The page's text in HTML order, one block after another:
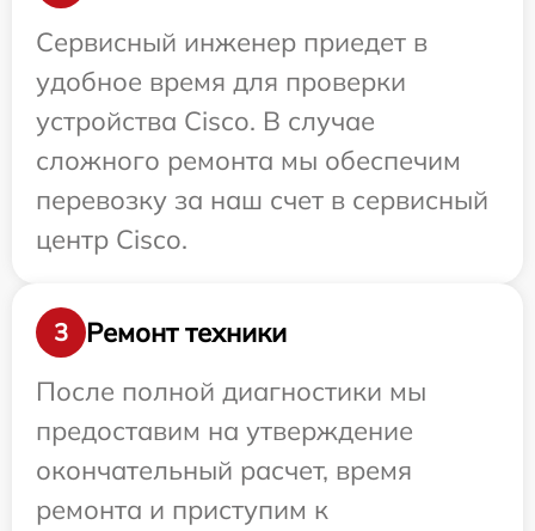
Сервисный инженер приедет в
удобное время для проверки
устройства Cisco. В случае
сложного ремонта мы обеспечим
перевозку за наш счет в сервисный
центр Cisco.
3
Ремонт техники
После полной диагностики мы
предоставим на утверждение
окончательный расчет, время
ремонта и приступим к